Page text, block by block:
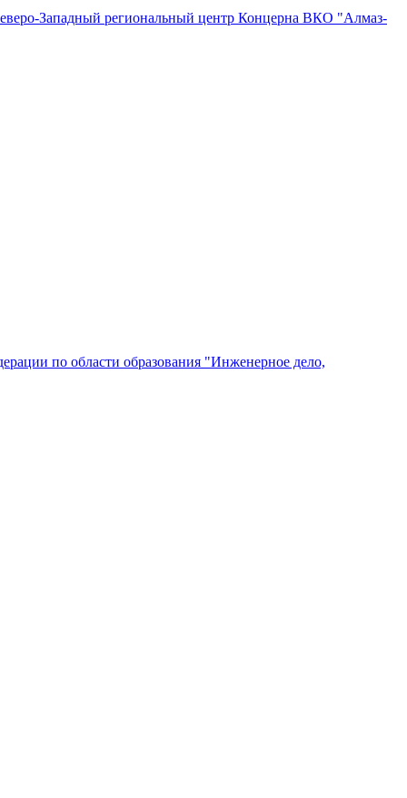
Западный региональный центр Концерна ВКО "Алмаз-
по области образования "Инженерное дело,